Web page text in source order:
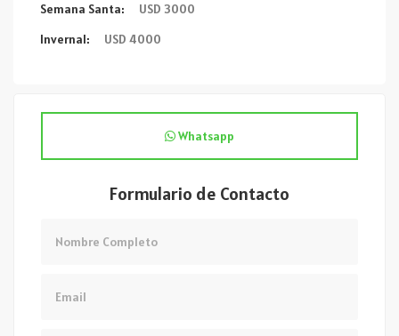
Semana Santa:
USD 3000
Invernal:
USD 4000
Whatsapp
Formulario de Contacto